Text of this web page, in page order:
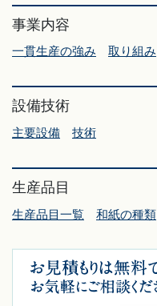
事業内容
一貫生産の強み 取り組み
設備技術
主要設備 技術
生産品目
生産品目一覧 和紙の種類